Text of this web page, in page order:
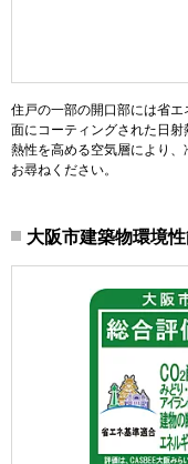
住戸の一部の開口部には省
面にコーティングされた日
熱性を高める空気層により
お尋ねください。
大阪市建築物環境